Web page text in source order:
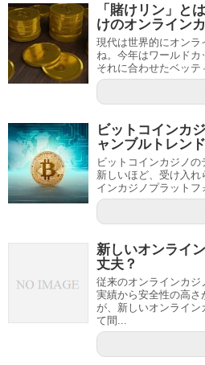
「賭けリン」と
けのオンライン
現代は世界的にオンラ
ね。今年はワールドカ
それに合わせたベッ
ビットコインカ
ャンブルトレンド
ビットコインカジノ
新しいほど、受け入れ
インカジノプラット
新しいオンライ
丈夫？
従来のオンラインカ
実績から安全性の高さ
が、新しいオンライ
て間...